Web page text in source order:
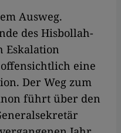
Ausweg.
des Hisbollah-
Eskalation
eine
Der Weg zum
führt über den